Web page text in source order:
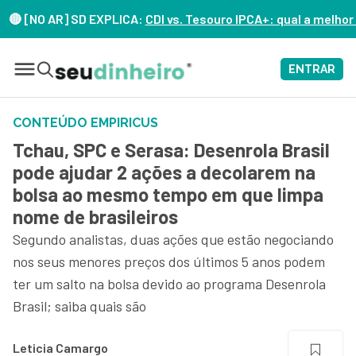
AR] SD EXPLICA:CDI vs. Tesouro IPCA+: qual a melhor
ENTRAR
CONTEÚDO EMPIRICUS
Tchau, SPC e Serasa: Desenrola Brasil
pode ajudar 2 ações a decolarem na
bolsa ao mesmo tempo em que limpa
nome de brasileiros
Segundo analistas, duas ações que estão negociando
nos seus menores preços dos últimos 5 anos podem
ter um salto na bolsa devido ao programa Desenrola
Brasil; saiba quais são
Leticia Camargo